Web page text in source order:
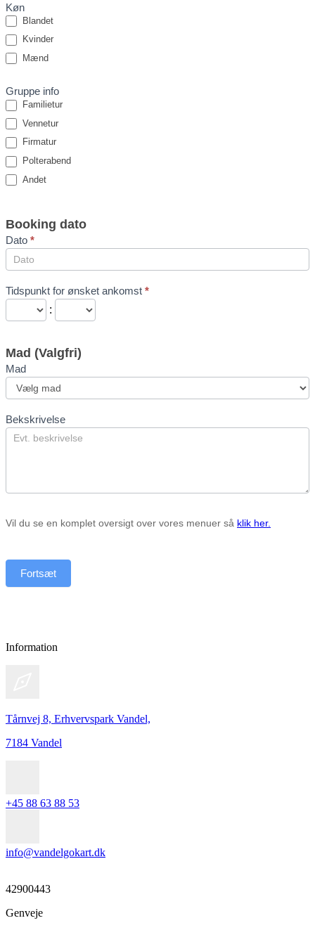
Køn
Blandet
Kvinder
Mænd
Gruppe info
Familietur
Vennetur
Firmatur
Polterabend
Andet
Booking dato
Dato *
Tidspunkt for ønsket ankomst *
:
Mad (Valgfri)
Mad
Bekskrivelse
Vil du se en komplet oversigt over vores menuer så klik her.
Fortsæt
Information
Tårnvej 8, Erhvervspark Vandel,
7184 Vandel
+45 88 63 88 53
info@vandelgokart.dk
42900443
Genveje